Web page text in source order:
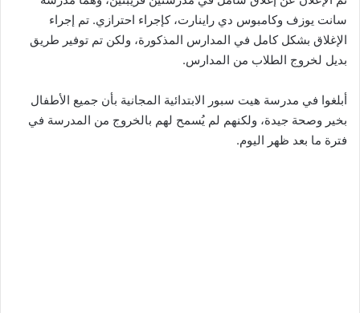
سانت يوزف وكامبوس دي راينارت، كإجراء احترازي. تم إجراء
الإغلاق بشكل كامل في المدارس المذكورة، ولكن تم توفير طريق
بديل لخروج الطلاب من المدارس.
أبلغوا في مدرسة هيت سبور الابتدائية المجانية بأن جميع الأطفال
بخير وصحة جيدة، ولكنهم لم يُسمح لهم بالخروج من المدرسة في
فترة ما بعد ظهر اليوم.